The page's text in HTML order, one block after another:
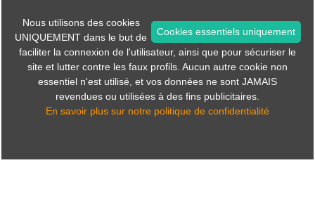
Tous les menus sont accessibles via les icônes en haut.
Cookies essentiels uniquement
Nous utilisons des cookies
UNIQUEMENT dans le but de
faciliter la connexion de l'utilisateur, ainsi que pour sécuriser le
site et lutter contre les faux profils. Aucun autre cookie non
essentiel n'est utilisé, et vos données ne sont JAMAIS
revendues ou utilisées à des fins publicitaires.
En savoir plus sur notre politique de confidentialité